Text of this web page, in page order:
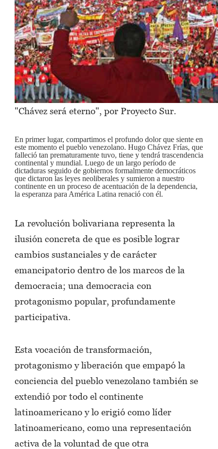
"Chávez será eterno", por Proyecto Sur.
En primer lugar, compartimos el profundo dolor que siente en
este momento el pueblo venezolano. Hugo Chávez Frías, que
falleció tan prematuramente tuvo, tiene y tendrá trascendencia
continental y mundial. Luego de un largo período de
dictaduras seguido de gobiernos formalmente democráticos
que dictaron las leyes neoliberales y sumieron a nuestro
continente en un proceso de acentuación de la dependencia,
la esperanza para América Latina renació con él.
La revolución bolivariana representa la
ilusión concreta de que es posible lograr
cambios sustanciales y de carácter
emancipatorio dentro de los marcos de la
democracia; una democracia con
protagonismo popular, profundamente
participativa.
Esta vocación de transformación,
protagonismo y liberación que empapó la
conciencia del pueblo venezolano también se
extendió por todo el continente
latinoamericano y lo erigió como líder
latinoamericano, como una representación
activa de la voluntad de que otra